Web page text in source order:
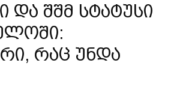
და შშმ სტატუსი
რაც უნდა